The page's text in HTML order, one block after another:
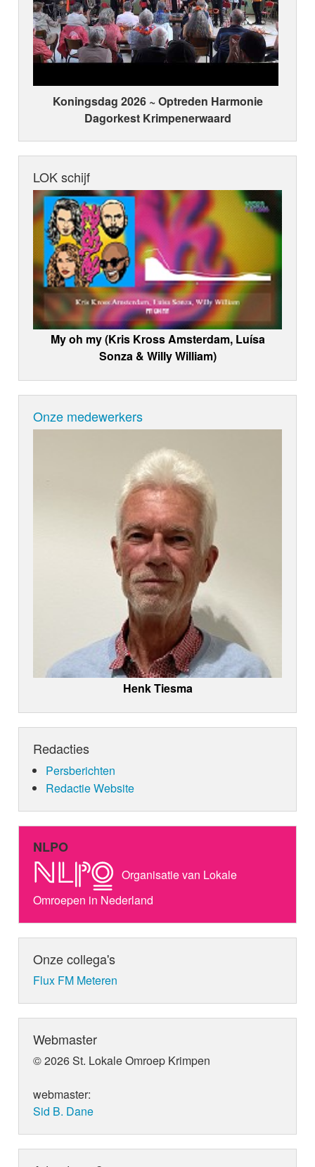
Koningsdag 2026 ~ Optreden Harmonie
Dagorkest Krimpenerwaard
LOK schijf
My oh my (Kris Kross Amsterdam, Luísa
Sonza & Willy William)
Onze medewerkers
Henk Tiesma
Redacties
Persberichten
Redactie Website
NLPO
Organisatie van Lokale
Omroepen in Nederland
Onze collega's
Flux FM Meteren
Webmaster
© 2026 St. Lokale Omroep Krimpen
webmaster:
Sid B. Dane